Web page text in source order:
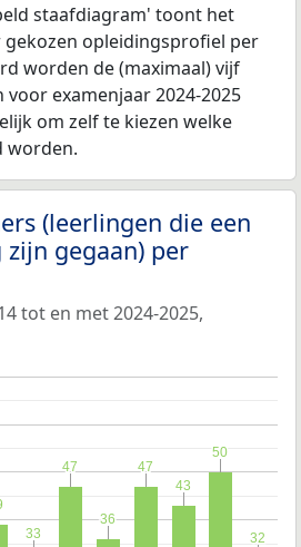
staafdiagram' toont het
opleidingsprofiel per
worden de (maximaal) vijf
examenjaar 2024-2025
om zelf te kiezen welke
worden.
(leerlingen die een
gegaan) per
tot en met 2024-2025,
33
33
47
47
36
36
47
47
43
43
50
50
32
32